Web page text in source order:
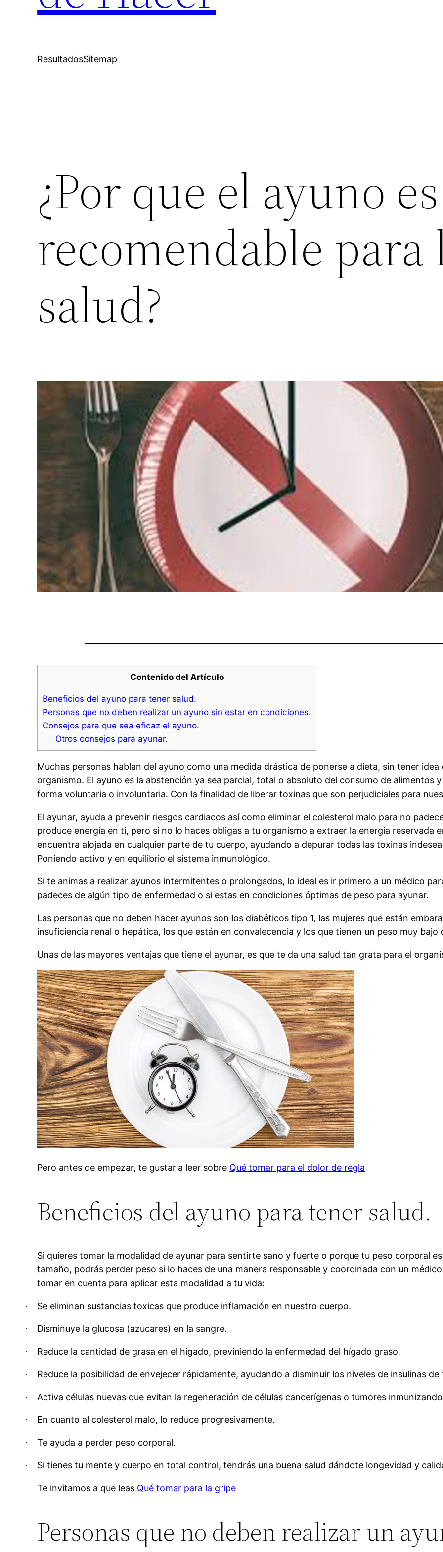
ResultadosSitemap
¿Por que el ayuno es
recomendable para
salud?
Contenido del Artículo
Beneficios del ayuno para tener salud.
Personas que no deben realizar un ayuno sin estar en condiciones.
Consejos para que sea eficaz el ayuno.
Otros consejos para ayunar.
Muchas personas hablan del ayuno como una medida drástica de ponerse a dieta, sin tener
organismo. El ayuno es la abstención ya sea parcial, total o absoluto del consumo de alimentos
forma voluntaria o involuntaria. Con la finalidad de liberar toxinas que son perjudiciales para
El ayunar, ayuda a prevenir riesgos cardiacos así como eliminar el colesterol malo para no
produce energía en ti, pero si no lo haces obligas a tu organismo a extraer la energía reservada
encuentra alojada en cualquier parte de tu cuerpo, ayudando a depurar todas las toxinas
Poniendo activo y en equilibrio el sistema inmunológico.
Si te animas a realizar ayunos intermitentes o prolongados, lo ideal es ir primero a un médico
padeces de algún tipo de enfermedad o si estas en condiciones óptimas de peso para ayunar.
Las personas que no deben hacer ayunos son los diabéticos tipo 1, las mujeres que están
insuficiencia renal o hepática, los que están en convalecencia y los que tienen un peso muy bajo
Unas de las mayores ventajas que tiene el ayunar, es que te da una salud tan grata para el
Pero antes de empezar, te gustaria leer sobre Qué tomar para el dolor de regla
Beneficios del ayuno para tener salud.
Si quieres tomar la modalidad de ayunar para sentirte sano y fuerte o porque tu peso corporal
tamaño, podrás perder peso si lo haces de una manera responsable y coordinada con un
tomar en cuenta para aplicar esta modalidad a tu vida:
· Se eliminan sustancias toxicas que produce inflamación en nuestro cuerpo.
· Disminuye la glucosa (azucares) en la sangre.
· Reduce la cantidad de grasa en el hígado, previniendo la enfermedad del hígado graso.
· Reduce la posibilidad de envejecer rápidamente, ayudando a disminuir los niveles de insulinas de
· Activa células nuevas que evitan la regeneración de células cancerígenas o tumores
· En cuanto al colesterol malo, lo reduce progresivamente.
· Te ayuda a perder peso corporal.
· Si tienes tu mente y cuerpo en total control, tendrás una buena salud dándote longevidad y
Te invitamos a que leas Qué tomar para la gripe
Personas que no deben realizar un